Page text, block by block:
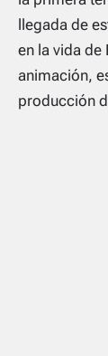
llegada de
en la vida de
animación,
producción